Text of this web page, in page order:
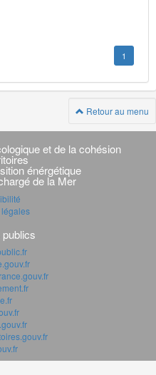
1
Retour au menu
et de la cohésion
énérgétique
de la Mer